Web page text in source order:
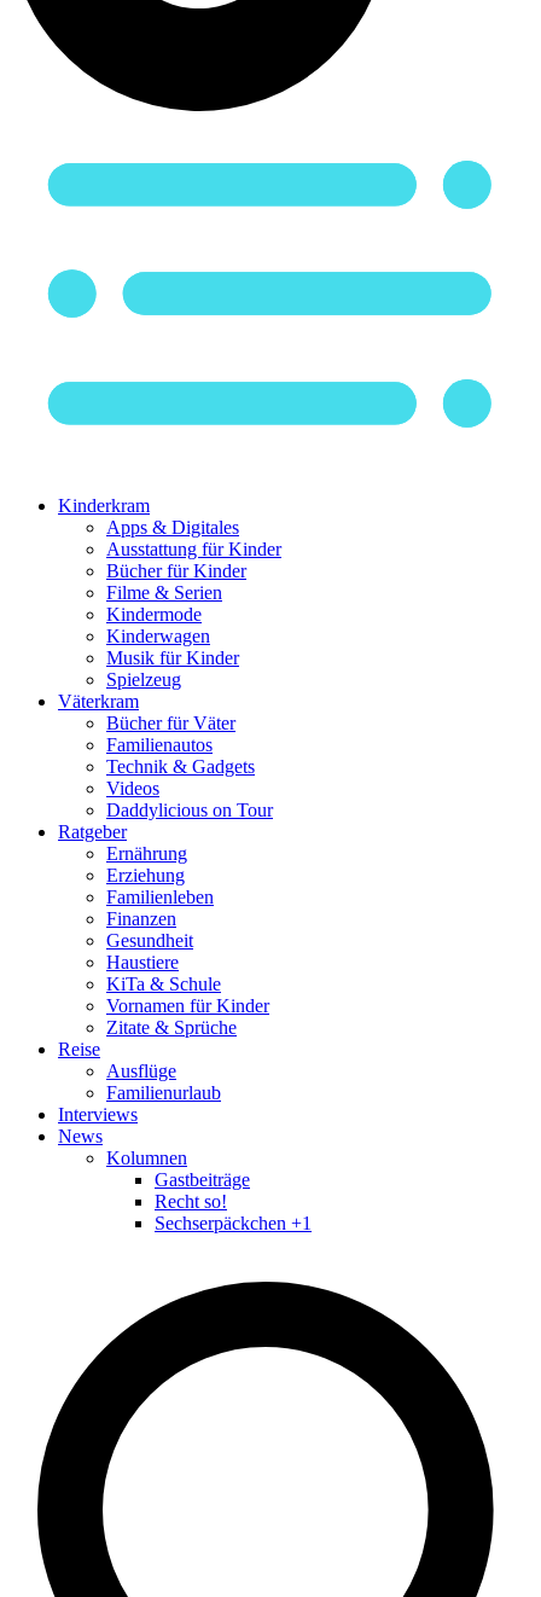
Kinderkram
Apps & Digitales
Ausstattung für Kinder
Bücher für Kinder
Filme & Serien
Kindermode
Kinderwagen
Musik für Kinder
Spielzeug
Väterkram
Bücher für Väter
Familienautos
Technik & Gadgets
Videos
Daddylicious on Tour
Ratgeber
Ernährung
Erziehung
Familienleben
Finanzen
Gesundheit
Haustiere
KiTa & Schule
Vornamen für Kinder
Zitate & Sprüche
Reise
Ausflüge
Familienurlaub
Interviews
News
Kolumnen
Gastbeiträge
Recht so!
Sechserpäckchen +1